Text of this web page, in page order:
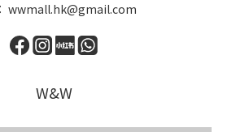
wwmall.hk@gmail.com
W&W